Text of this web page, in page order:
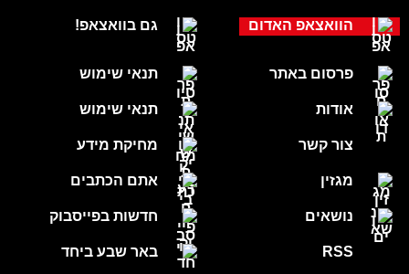
גם בוואצאפ!
תנאי שימוש
תנאי שימוש
מחיקת מידע
אתם הכתבים
חדשות בפייסבוק
באר שבע ביחד
הוואצאפ האדום
פרסום באתר
אודות
צור קשר
מגזין
נושאים
RSS